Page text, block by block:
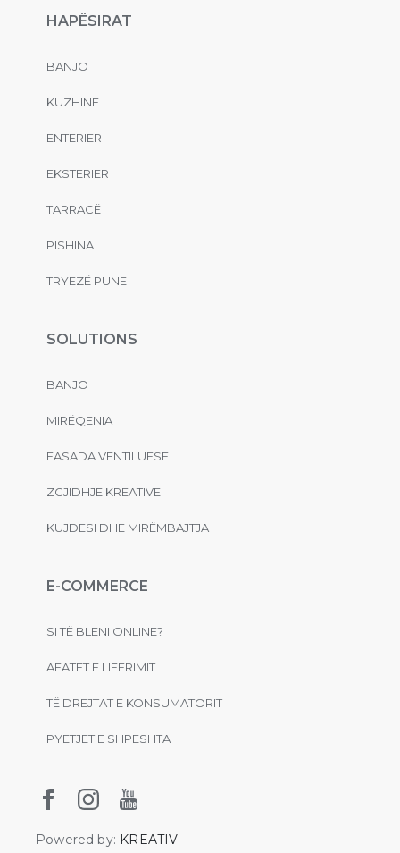
HAPËSIRAT
BANJO
KUZHINË
ENTERIER
EKSTERIER
TARRACË
PISHINA
TRYEZË PUNE
SOLUTIONS
BANJO
MIRËQENIA
FASADA VENTILUESE
ZGJIDHJE KREATIVE
KUJDESI DHE MIRËMBAJTJA
E-COMMERCE
SI TË BLENI ONLINE?
AFATET E LIFERIMIT
TË DREJTAT E KONSUMATORIT
PYETJET E SHPESHTA
Powered by: KREATIV